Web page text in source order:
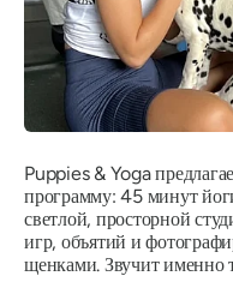
Puppies & Yoga
программу: 45 минут
светлой, просторной
игр, объятий и
щенками. Звучит именно